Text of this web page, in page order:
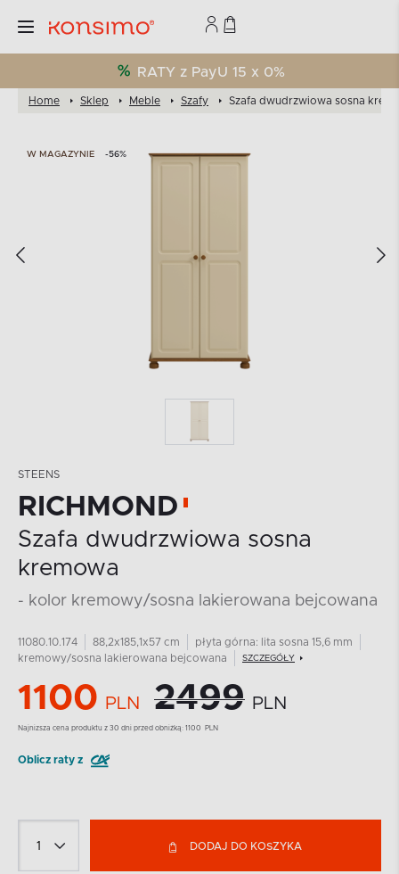
RATY z PayU 15 x 0%
Home Sklep Meble Szafy Szafa dwudrzwiowa sosna
W MAGAZYNIE -56%
STEENS
RICHMOND
Szafa dwudrzwiowa sosna
kremowa
- kolor kremowy/sosna lakierowana bejcowana
11080.10.174 88,2x185,1x57 cm
płyta górna: lita sosna 15,6 mm
kremowy/sosna lakierowana bejcowana
SZCZEGÓŁY
1100 PLN 2499 PLN
Najnizsza cena produktu z 30 dni przed obniżką: 1100 PLN
Oblicz raty z
DODAJ DO KOSZYKA